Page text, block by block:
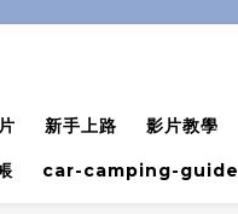
新手上路 影片教學
car-camping-guide